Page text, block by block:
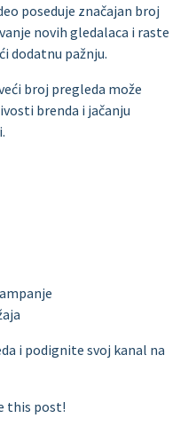
poseduje značajan broj
novih gledalaca i raste
dodatnu pažnju.
broj pregleda može
brenda i jačanju
i podignite svoj kanal na
this post!